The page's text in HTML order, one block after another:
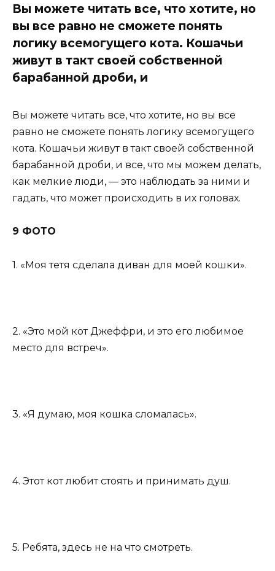
Вы можете читать все, что хотите, но
вы все равно не сможете понять
логику всемогущего кота. Кошачьи
живут в такт своей собственной
барабанной дроби, и
Вы можете читать все, что хотите, но вы все
равно не сможете понять логику всемогущего
кота. Кошачьи живут в такт своей собственной
барабанной дроби, и все, что мы можем делать,
как мелкие люди, — это наблюдать за ними и
гадать, что может происходить в их головах.
9 ФОТО
1. «Моя тетя сделала диван для моей кошки».
2. «Это мой кот Джеффри, и это его любимое
место для встреч».
3. «Я думаю, моя кошка сломалась».
4. Этот кот любит стоять и принимать душ.
5. Ребята, здесь не на что смотреть.